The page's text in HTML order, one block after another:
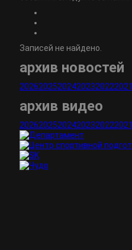
Записей не найдено.
архив новостей
202620252024202320222021
архив видео
202620252024202320222021